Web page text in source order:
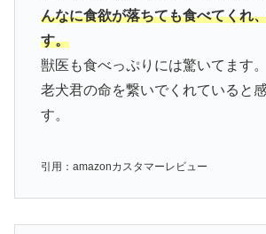
んなに食欲が落ちても食べてくれ
す。
獣医も食べっぷりには驚いてます。
老犬君の命を繋いでくれていると
す。
引用：amazonカスタマーレビュー